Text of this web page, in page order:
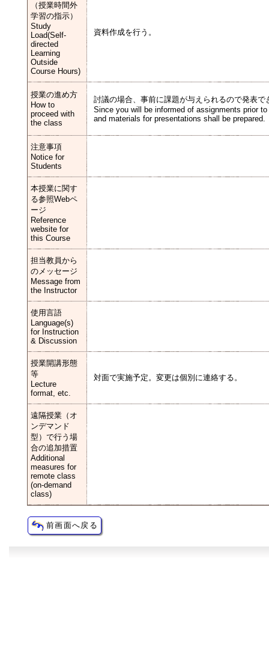
（授業時間外
学習の指示）
Study
Load(Self-
directed
Learning
Outside
Course Hours)
資料作成を行う。
授業の進め方
How to
proceed with
the class
討議の場合、事前に課題が与えられるので発表で
Since you will be informed of assignments prior
and materials for presentations shall be prepared.
注意事項
Notice for
Students
本授業に関す
る参照Webペ
ージ
Reference
website for
this Course
担当教員から
のメッセージ
Message from
the Instructor
使用言語
Language(s)
for Instruction
& Discussion
授業開講形態
等
Lecture
format, etc.
対面で実施予定。変更は個別に連絡する。
遠隔授業（オ
ンデマンド
型）で行う場
合の追加措置
Additional
measures for
remote class
(on-demand
class)